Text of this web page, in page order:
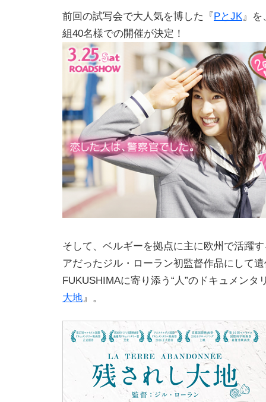
前回の試写会で大人気を博した『PとJK』を
組40名様での開催が決定！
そして、ベルギーを拠点に主に欧州で活躍
アだったジル・ローラン初監督作品にして
FUKUSHIMAに寄り添う“人”のドキュメンタ
大地』。